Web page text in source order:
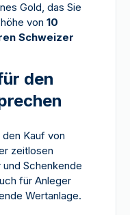
Gold, das Sie
von 10
Schweizer
den
Kauf von
zeitlosen
Schenkende
für Anleger
Wertanlage.